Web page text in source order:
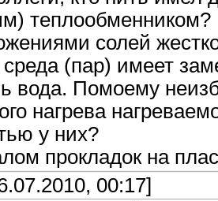
теплообменником?
солей
(пар) имеет
вода. Помоему
нагрева
у них?
прокладок на
00:17]